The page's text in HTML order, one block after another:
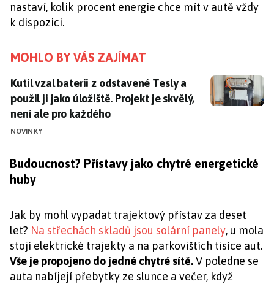
nastaví, kolik procent energie chce mít v autě vždy
k dispozici.
MOHLO BY VÁS ZAJÍMAT
Kutil vzal baterii z odstavené Tesly a použil ji jako
Kutil vzal baterii z odstavené Tesly a
použil ji jako úložiště. Projekt je skvělý,
není ale pro každého
NOVINKY
Budoucnost? Přístavy jako chytré energetické
huby
Jak by mohl vypadat trajektový přístav za deset
let? Na střechách skladů jsou solární panely, u mola
stojí elektrické trajekty a na parkovištích tisíce aut.
Vše je propojeno do jedné chytré sítě.V poledne se
auta nabíjejí přebytky ze slunce a večer, když